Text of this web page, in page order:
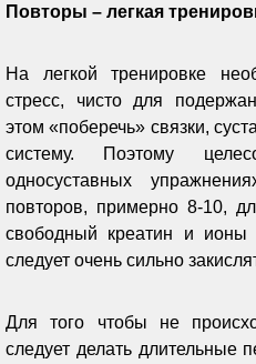
Повторы – легкая
На легкой тренировке
стресс, чисто для
этом «поберечь» связки,
систему. Поэтому
односуставных
повторов, примерно 8-10,
свободный креатин и
следует очень сильно
Для того чтобы не
следует делать